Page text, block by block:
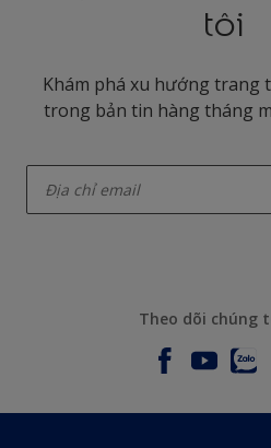
tôi
Khám phá xu hướng trang
trong bản tin hàng tháng
Theo dõi chúng